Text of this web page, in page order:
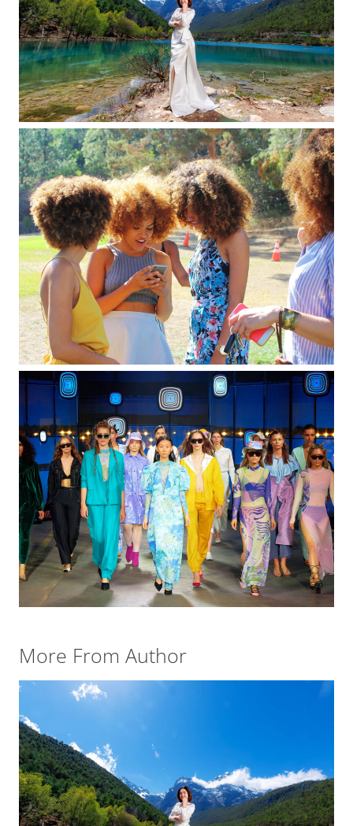
ENTERTAINMENT EXCLUSIVE FASHION
Katie Holmes Just Committed a Major Fashion
Faux Pas
September 14, 2023
EXCLUSIVE FASHION FEATURED
All Celebrity Looks From New York Fashion Week
Spring/Summer 2024 Parties
September 14, 2023
FASHION FEATURED
‘Canine Couture’ Takes Centre Stage At New
York Fashion Week
September 14, 2023
More From Author
ENTERTAINMENT EXCLUSIVE FASHION